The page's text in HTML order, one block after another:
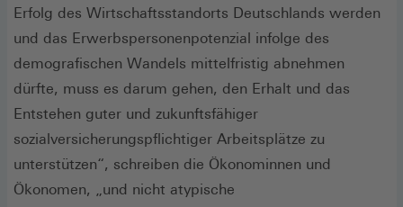
Erfolg des Wirtschaftsstandorts Deutschlands werden
und das Erwerbspersonenpotenzial infolge des
demografischen Wandels mittelfristig abnehmen
dürfte, muss es darum gehen, den Erhalt und das
Entstehen guter und zukunftsfähiger
sozialversicherungspflichtiger Arbeitsplätze zu
unterstützen“, schreiben die Ökonominnen und
Ökonomen, „und nicht atypische